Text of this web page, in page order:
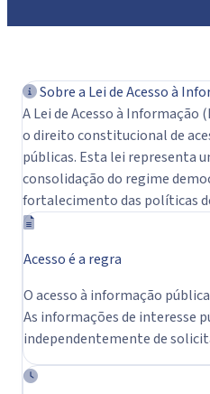
Sobre a Lei de Acesso à
A Lei de Acesso à Informação
o direito constitucional de
públicas. Esta lei representa
consolidação do regime
fortalecimento das políticas
Acesso é a regra
O acesso à informação
As informações de interesse
independentemente de